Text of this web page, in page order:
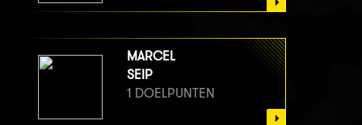
MARCEL
SEIP
1 DOELPUNTEN